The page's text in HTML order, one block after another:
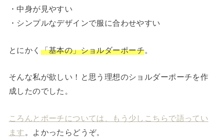
・中身が見やすい
・シンプルなデザインで服に合わせやすい
とにかく 「基本の」ショルダーポーチ。
そんな私が欲しい！と思う理想のショルダーポーチを作
成したのでした。
ころんとポーチについては、もう少しこちらで語ってい
ます 。よかったらどうぞ。